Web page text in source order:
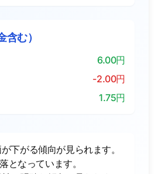
含む）
6.00円
-2.00円
1.75円
下がる傾向が見られます。
となっています。